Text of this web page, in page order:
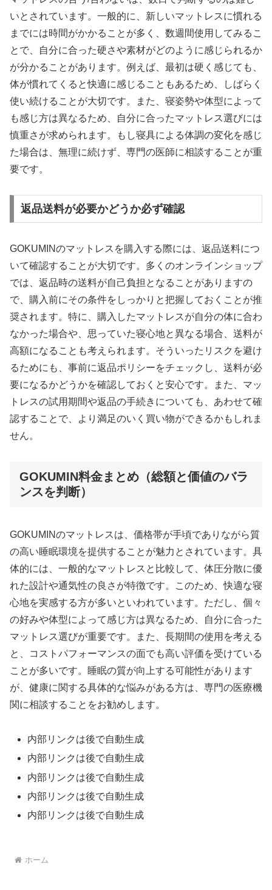
いとされています。一般的に、新しいマットレスに慣れる
までには時間がかかることが多く、数週間使用してみるこ
とで、自分に合った硬さや素材がどのように感じられるか
が分かることがあります。例えば、最初は硬く感じても、
体が慣れてくると快適に感じることもあるため、しばらく
使い続けることが大切です。また、寝姿勢や体型によって
も感じ方は異なるため、自分に合ったマットレス選びには
慎重さが求められます。もし寝具による体調の変化を感じ
た場合は、無理に続けず、専門の医師に相談することが重
要です。
返品送料が必要かどうか必ず確認
GOKUMINのマットレスを購入する際には、返品送料につ
いて確認することが大切です。多くのオンラインショップ
では、返品時の送料が自己負担となることがありますの
で、購入前にその条件をしっかりと把握しておくことが推
奨されます。特に、購入したマットレスが自分の体に合わ
なかった場合や、思っていた寝心地と異なる場合、送料が
高額になることも考えられます。そういったリスクを避け
るためにも、事前に返品ポリシーをチェックし、送料が必
要になるかどうかを確認しておくと安心です。また、マッ
トレスの試用期間や返品の手続きについても、あわせて確
認することで、より満足のいく買い物ができるかもしれま
せん。
GOKUMIN料金まとめ（総額と価値のバラ
ンスを判断）
GOKUMINのマットレスは、価格帯が手頃でありながら質
の高い睡眠環境を提供することが魅力とされています。具
体的には、一般的なマットレスと比較して、体圧分散に優
れた設計や通気性の良さが特徴です。このため、快適な寝
心地を実感する方が多いといわれています。ただし、個々
の好みや体型によって感じ方は異なるため、自分に合った
マットレス選びが重要です。また、長期間の使用を考える
と、コストパフォーマンスの面でも高い評価を受けている
ことが多いです。睡眠の質が向上する可能性があります
が、健康に関する具体的な悩みがある方は、専門の医療機
関に相談することをお勧めします。
内部リンクは後で自動生成
内部リンクは後で自動生成
内部リンクは後で自動生成
内部リンクは後で自動生成
内部リンクは後で自動生成
ホーム